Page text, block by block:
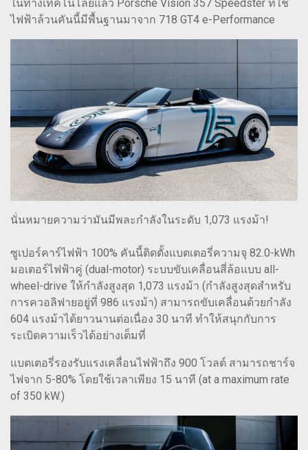
ในทางเทคโนโลยีแล้ว Porsche Vision 357 Speedster ที่ใช้
ไฟฟ้าล้วนคันนี้มีพื้นฐานมาจาก 718 GT4 e-Performance
นั่นหมายความว่ามันมีพละกำลังในระดับ 1,073 แรงม้า!
ซูเปอร์คาร์ไฟฟ้า 100% คันนี้ติดตั้งแบตเตอรี่ความจุ 82.0-kWh
มอเตอร์ไฟฟ้าคู่ (dual-motor) ระบบขับเคลื่อนสี่ล้อแบบ all-
wheel-drive ให้กำลังสูงสุด 1,073 แรงม้า (กำลังสูงสุดสำหรับ
การควอลิฟายอยู่ที่ 986 แรงม้า) สามารถขับเคลื่อนด้วยกำลัง
604 แรงม้าได้ยาวนานต่อเนื่อง 30 นาที ทำให้สนุกกับการ
ระเบิดความเร็วได้อย่างเต็มที่
แบตเตอรี่รองรับแรงเคลื่อนไฟฟ้าถึง 900 โวลต์ สามารถชาร์จ
ไฟจาก 5-80% โดยใช้เวลาเพียง 15 นาที (at a maximum rate
of 350 kW.)